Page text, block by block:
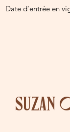
Date d'entrée en
Suzan